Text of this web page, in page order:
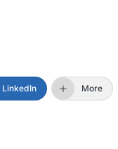
LinkedIn More